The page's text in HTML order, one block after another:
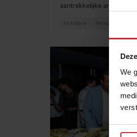
We
aantrekkelijke
Hotellerie